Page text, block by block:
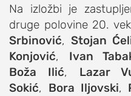
putovanja
moda i stil
studenti
organizacije
konkursi
Na izložbi je
druge polovine 20.
Srbinović,Stojan
Konjović, Ivan
Boža Ilić, Lazar
Sokić, Bora Iljovski,